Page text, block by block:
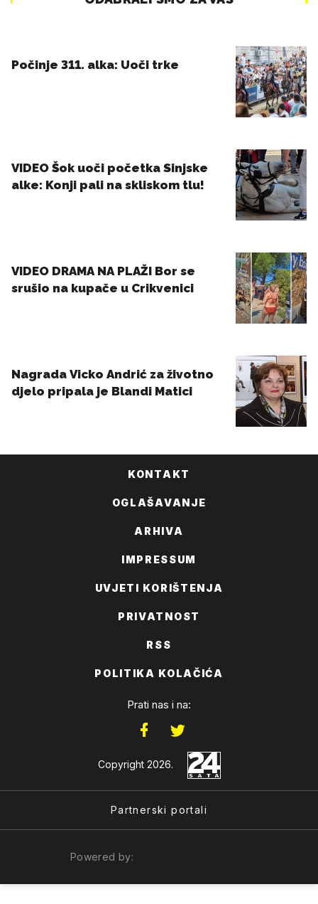
KONTAKT
OGLAŠAVANJE
ARHIVA
IMPRESSUM
UVJETI KORIŠTENJA
PRIVATNOST
RSS
POLITIKA KOLAČIĆA
Prati nas i na:
Copyright 2026.
Partnerski portali
Powered by: